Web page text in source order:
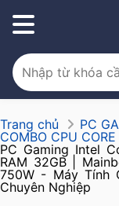
Trang chủ
PC
COMBO CPU CORE
PC Gaming Intel
RAM 32GB |
750W - Máy Tính
Chuyên Nghiệp